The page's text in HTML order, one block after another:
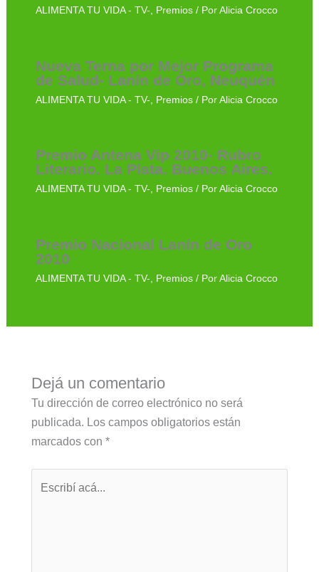
ALIMENTA TU VIDA - TV- Premios/ Por Alicia Crocco
Nueva Terna por Mejor Programa
de Salud- Lanín de Oro, Neuquén
ALIMENTA TU VIDA - TV- Premios/ Por Alicia Crocco
Premio Antena Vip 2010- Rubro
Literario. La Plata. Buenos Aires.
ALIMENTA TU VIDA - TV-, Premios/ Por Alicia Crocco
Premio Nacional Lanín de Oro
2010
ALIMENTA TU VIDA - TV- Premios/ Por Alicia Crocco
Dejá un comentario
Tu dirección de correo electrónico no será
publicada. Los campos obligatorios están
marcados con *